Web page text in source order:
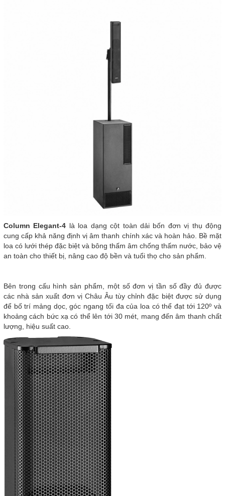
Column Elegant-4 là loa dạng cột toàn dải bốn đơn vị thụ động
cung cấp khả năng định vị âm thanh chính xác và hoàn hảo. Bề mặt
loa có lưới thép đặc biệt và bông thấm âm chống thấm nước, bảo vệ
an toàn cho thiết bị, nâng cao độ bền và tuổi thọ cho sản phẩm.
Bên trong cấu hình sản phẩm, một số đơn vị tần số đầy đủ được
các nhà sản xuất đơn vị Châu Âu tùy chỉnh đặc biệt được sử dụng
để bố trí mảng dọc, góc ngang tối đa của loa có thể đạt tới 120º và
khoảng cách bức xạ có thể lên tới 30 mét, mang đến âm thanh chất
lượng, hiệu suất cao.